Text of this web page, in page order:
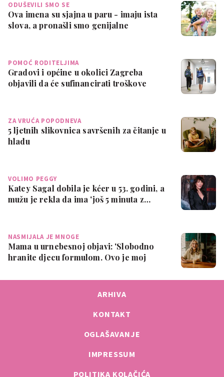
ODUŠEVILI SMO SE
Ova imena su sjajna u paru - imaju ista
slova, a pronašli smo genijalne
POMOĆ RODITELJIMA
Gradovi i općine u okolici Zagreba
objavili da će sufinancirati troškove
ZA VRUĆA POPODNEVA
5 ljetnih slikovnica savršenih za čitanje u
hladu
VOLIMO PEGGY
Katey Sagal dobila je kćer u 53. godini, a
mužu je rekla da ima 'još 5 minuta z…
NASMIJALA JE MNOGE
Mama u urnebesnoj objavi: 'Slobodno
hranite djecu formulom. Ovo je moj
ARHIVA
KONTAKT
OGLAŠAVANJE
IMPRESSUM
POLITIKA KOLAČIĆA